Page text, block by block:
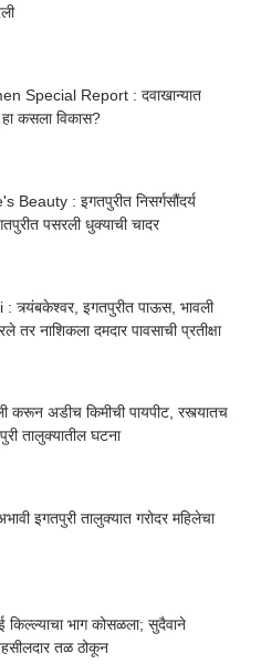
Special Report : दवाखान्यात
हा कसला विकास?
Beauty : इगतपुरीत निसर्गसौंदर्य
पसरली धुक्याची चादर
त्र्यंबकेश्वर, इगतपुरीत पाऊस, भावली
नाशिकला दमदार पावसाची प्रतीक्षा
करून अडीच किमीची पायपीट, रस्त्यातच
तालुक्यातील घटना
इगतपुरी तालुक्यात गरोदर महिलेचा
किल्ल्याचा भाग कोसळला; सुदैवाने
तळ ठोकून